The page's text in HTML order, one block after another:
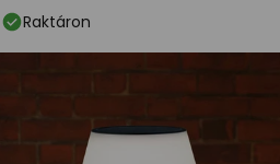
Raktáron